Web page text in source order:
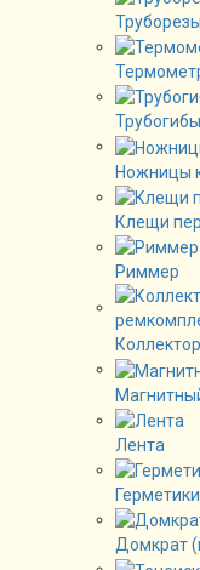
Труборезы
Трубогибы
Ножницы
Клещи
Риммер
Лента
Домкрат